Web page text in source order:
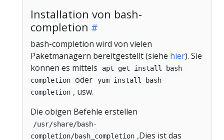
Installation von bash-
completion
bash-completion wird von vielen
Paketmanagern bereitgestellt (siehe hier). Sie
können es mittels
apt-get install bash-
completion oder
yum install bash-
completion , usw.
Die obigen Befehle erstellen
/usr/share/bash-
completion/bash_completion ,Dies ist das